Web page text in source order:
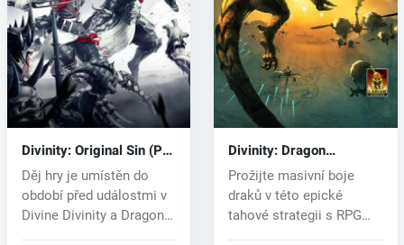
Divinity: Original Sin (PC)
CD key
Děj hry je umístěn do
období před událostmi v
Divine Divinity a Dragon
Divinity: Dragon
Commander (PC) CD key
Prožijte masivní boje
draků v této epické
tahové strategii s RPG